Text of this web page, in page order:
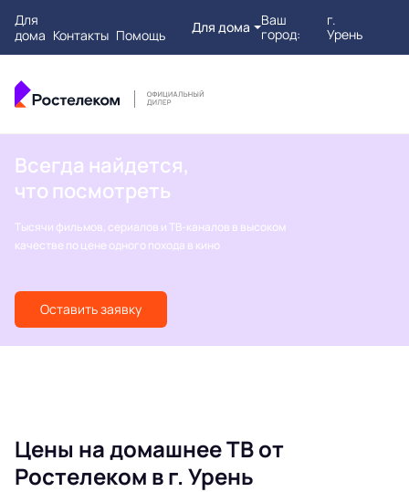
Для
дома Контакты Помощь Для дома
Ваш
город:
г.
Урень
Всегда найдется,
что посмотреть
Тысячи фильмов, сериалов и ТВ-каналов в высоком
качестве по цене одного похода в кино
Оставить заявку
Цены на домашнее ТВ от
Ростелеком в г. Урень